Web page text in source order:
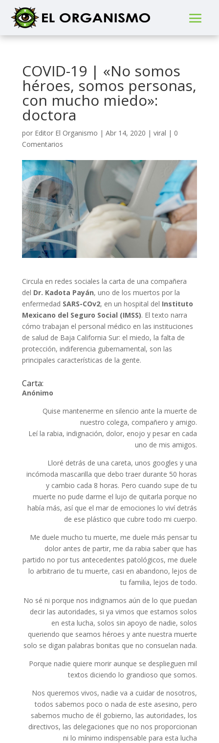
COVID-19 | «No somos
héroes, somos personas,
con mucho miedo»:
doctora
por Editor El Organismo | Abr 14, 2020 | viral | 0
Comentarios
Circula en redes sociales la carta de una compañera
del Dr. Kadota Payán, uno de los muertos por la
enfermedad SARS-COv2, en un hospital del Instituto
Mexicano del Seguro Social (IMSS). El texto narra
cómo trabajan el personal médico en las instituciones
de salud de Baja California Sur: el miedo, la falta de
protección, indiferencia gubernamental, son las
principales características de la gente.
Carta:
Anónimo
Quise mantenerme en silencio ante la muerte de
nuestro colega, compañero y amigo.
Leí la rabia, indignación, dolor, enojo y pesar en cada
uno de mis amigos.
Lloré detrás de una careta, unos googles y una
incómoda mascarilla que debo traer durante 50 horas
y cambio cada 8 horas. Pero cuando supe de tu
muerte no pude darme el lujo de quitarla porque no
había más, así que el mar de emociones lo viví detrás
de ese plástico que cubre todo mi cuerpo.
Me duele mucho tu muerte, me duele más pensar tu
dolor antes de partir, me da rabia saber que has
partido no por tus antecedentes patológicos, me duele
lo arbitrario de tu muerte, casi en abandono, lejos de
tu familia, lejos de todo.
No sé ni porque nos indignamos aún de lo que puedan
decir las autoridades, si ya vimos que estamos solos
en esta lucha, solos sin apoyo de nadie, solos
queriendo que seamos héroes y ante nuestra muerte
solo se digan palabras bonitas que no consuelan nada.
Porque nadie quiere morir aunque se desplieguen mil
textos diciendo lo grandioso que somos.
Nos queremos vivos, nadie va a cuidar de nosotros,
todos sabemos poco o nada de este asesino, pero
sabemos mucho de él gobierno, las autoridades, los
directivos, las delegaciones que no nos proporcionan
ni lo mínimo indispensable para esta lucha